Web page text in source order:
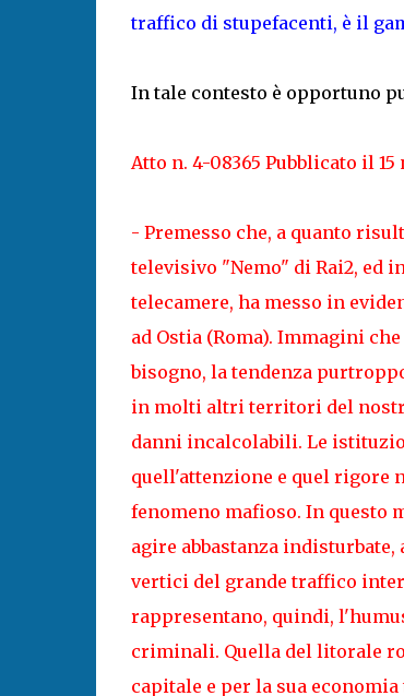
traffico di stupefacenti, è il
In tale contesto è opportuno
Atto n. 4-08365 Pubblicato il
- Premesso che, a quanto
televisivo "Nemo" di Rai2, ed
telecamere, ha messo in
ad Ostia (Roma). Immagini
bisogno, la tendenza
in molti altri territori del
danni incalcolabili. Le
quell'attenzione e quel rigore
fenomeno mafioso. In questo
agire abbastanza
vertici del grande traffico
rappresentano, quindi,
criminali. Quella del litorale
capitale e per la sua